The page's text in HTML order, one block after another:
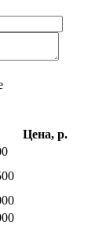
Цена, р.